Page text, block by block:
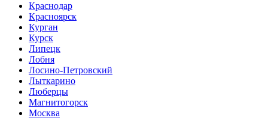
Краснодар
Красноярск
Курган
Курск
Липецк
Лобня
Лосино-Петровский
Лыткарино
Люберцы
Магнитогорск
Москва